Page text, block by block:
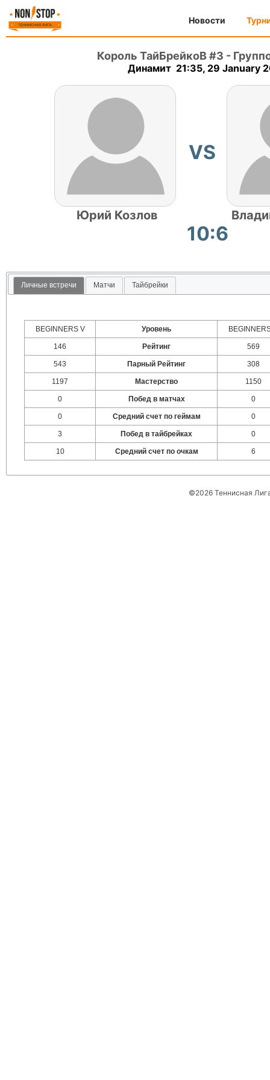
Новости
Король ТайБрейкоВ #3 -
Динамит 21:35, 29 January
Юрий Козлов
VS
10:6
Личные встречи Матчи Тайбрейки
BEGINNERS V Уровень
146 Рейтинг 569
543 Парный Рейтинг 308
1197 Мастерство 1150
0 Побед в матчах 0
0 Средний счет по геймам 0
3 Побед в тайбрейках 0
10 Средний счет по очкам 6
©2026 Теннисная